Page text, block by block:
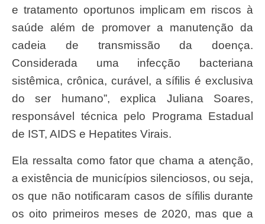
e tratamento oportunos implicam em riscos à
saúde além de promover a manutenção da
cadeia de transmissão da doença.
Considerada uma infecção bacteriana
sistêmica, crônica, curável, a sífilis é exclusiva
do ser humano”, explica Juliana Soares,
responsável técnica pelo Programa Estadual
de IST, AIDS e Hepatites Virais.
Ela ressalta como fator que chama a atenção,
a existência de municípios silenciosos, ou seja,
os que não notificaram casos de sífilis durante
os oito primeiros meses de 2020, mas que a